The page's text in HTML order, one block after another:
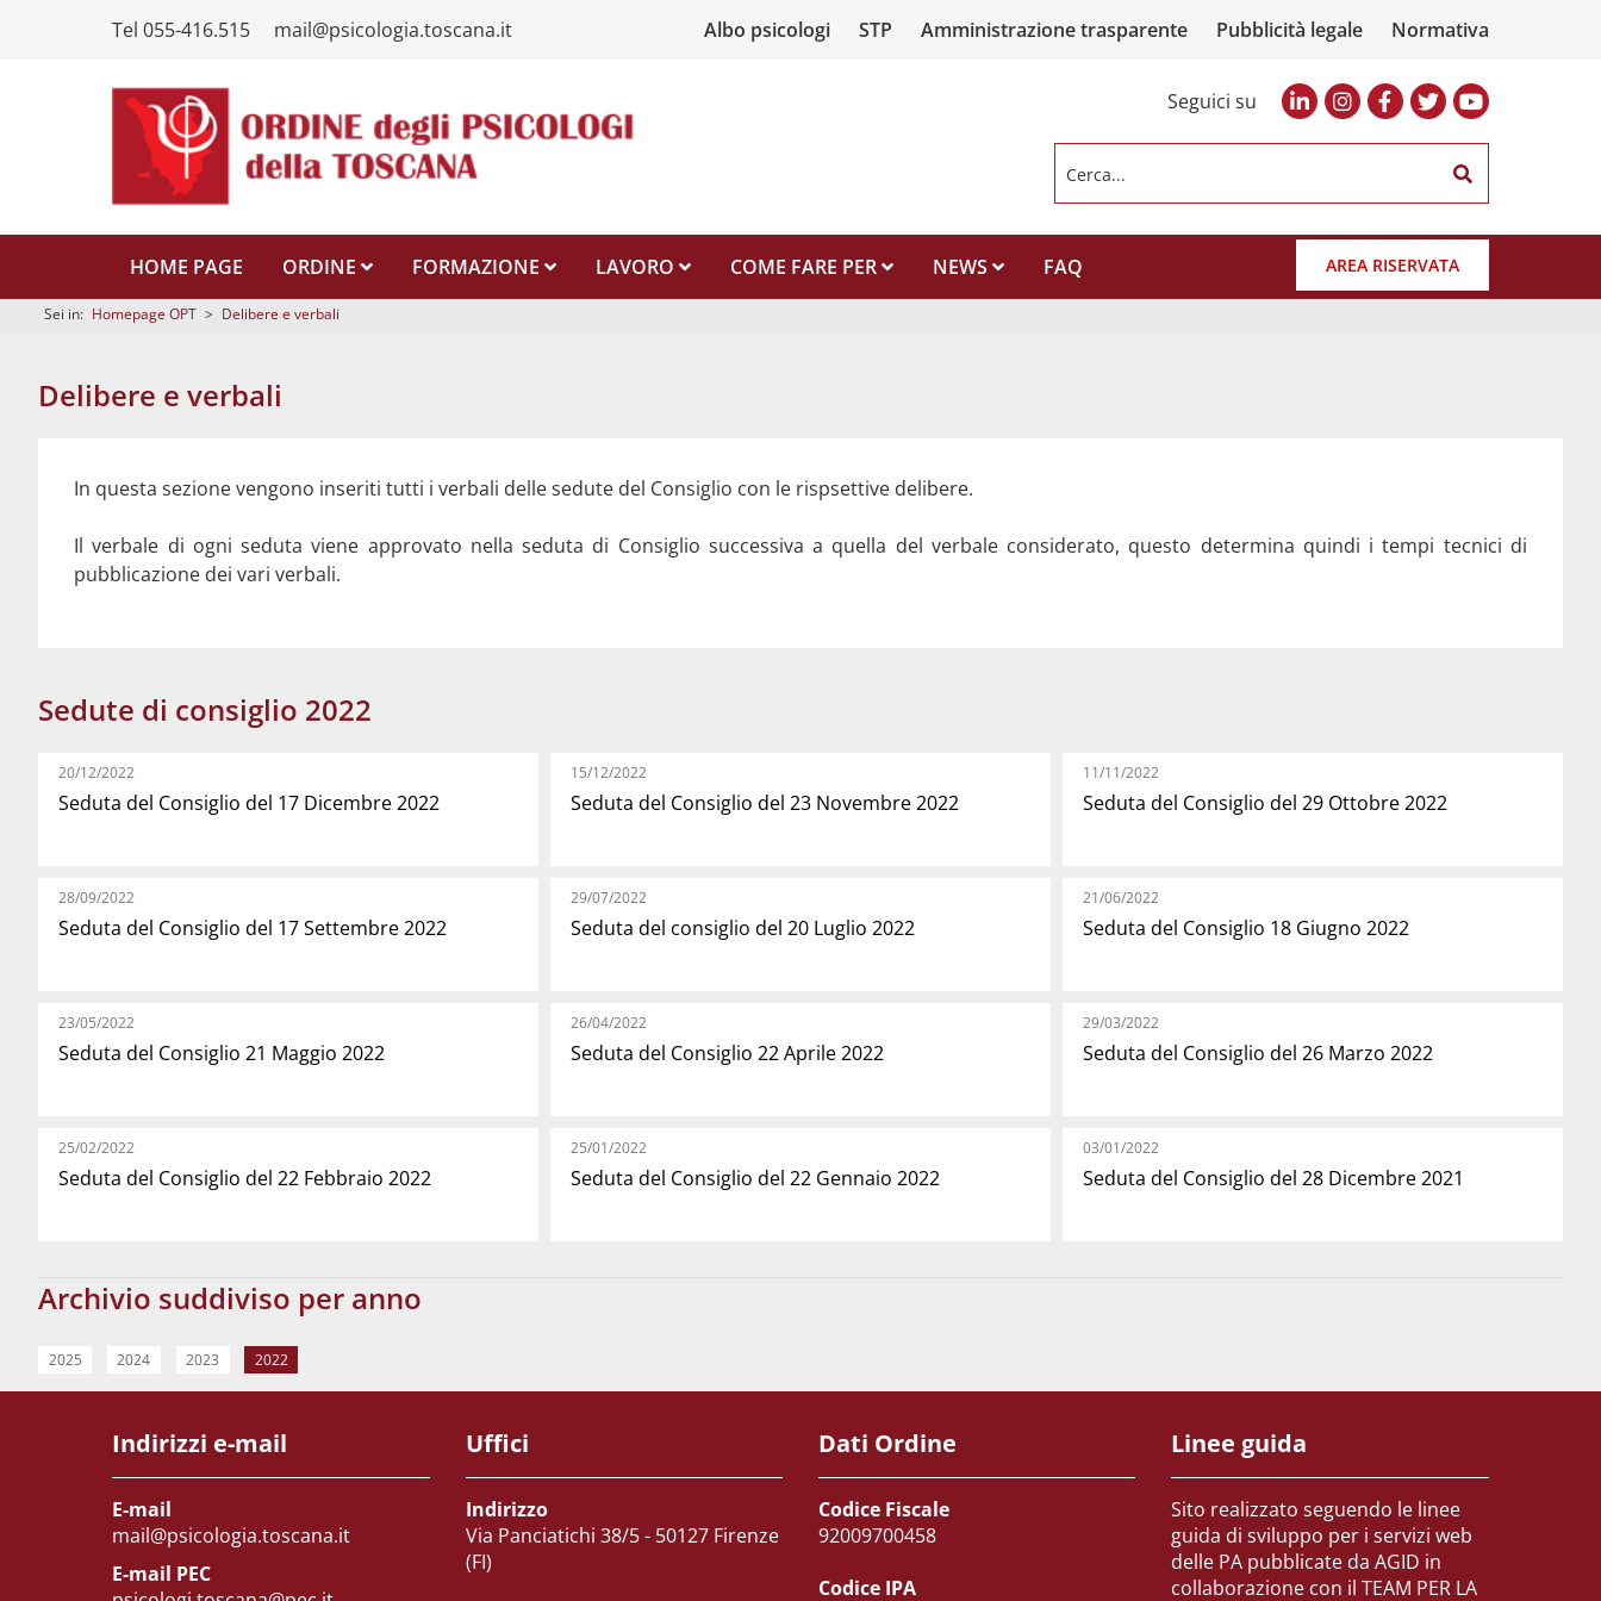
Tel 055-416.515 mail@psicologia.toscana.it Albo psicologi STP Amministrazione trasparente Pubblicità legale Normativa
Seguici su
Cerca...
HOME PAGE ORDINE FORMAZIONE LAVORO COME FARE PER NEWS FAQ AREA RISERVATA
Sei in: Homepage OPT > Delibere e verbali
Delibere e verbali
In questa sezione vengono inseriti tutti i verbali delle sedute del Consiglio con le rispsettive delibere.
Il verbale di ogni seduta viene approvato nella seduta di Consiglio successiva a quella del verbale considerato, questo determina quindi i tempi tecnici di
pubblicazione dei vari verbali.
Sedute di consiglio 2022
20/12/2022
Seduta del Consiglio del 17 Dicembre 2022
15/12/2022
Seduta del Consiglio del 23 Novembre 2022
11/11/2022
Seduta del Consiglio del 29 Ottobre 2022
28/09/2022
Seduta del Consiglio del 17 Settembre 2022
29/07/2022
Seduta del consiglio del 20 Luglio 2022
21/06/2022
Seduta del Consiglio 18 Giugno 2022
23/05/2022
Seduta del Consiglio 21 Maggio 2022
26/04/2022
Seduta del Consiglio 22 Aprile 2022
29/03/2022
Seduta del Consiglio del 26 Marzo 2022
25/02/2022
Seduta del Consiglio del 22 Febbraio 2022
25/01/2022
Seduta del Consiglio del 22 Gennaio 2022
03/01/2022
Seduta del Consiglio del 28 Dicembre 2021
Archivio suddiviso per anno
2025 2024 2023 2022
Indirizzi e-mail
E-mail
mail@psicologia.toscana.it
E-mail PEC
Uffici
Indirizzo
Via Panciatichi 38/5 - 50127 Firenze
(FI)
Dati Ordine
Codice Fiscale
92009700458
Codice IPA
Linee guida
Sito realizzato seguendo le linee
guida di sviluppo per i servizi web
delle PA pubblicate da AGID in
collaborazione con il TEAM PER LA